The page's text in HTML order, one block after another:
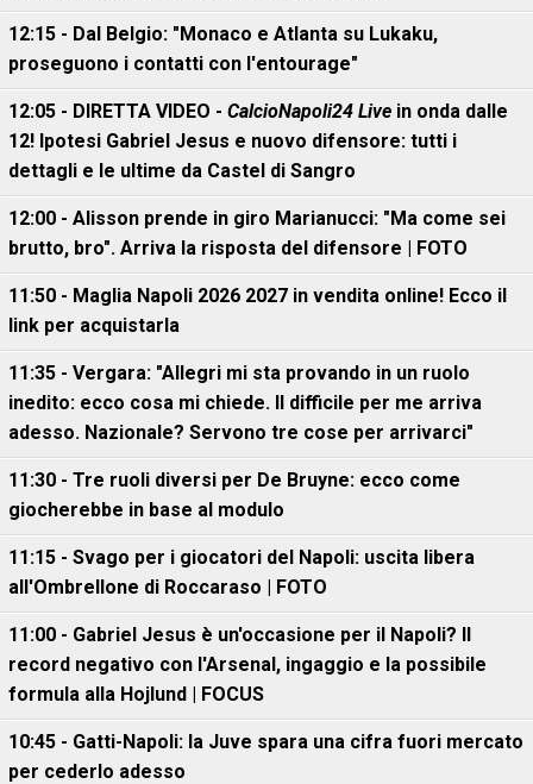
12:15 - Dal Belgio: "Monaco e Atlanta su Lukaku,
proseguono i contatti con l'entourage"
12:05 - DIRETTA VIDEO - CalcioNapoli24 Live in onda dalle
12! Ipotesi Gabriel Jesus e nuovo difensore: tutti i
dettagli e le ultime da Castel di Sangro
12:00 - Alisson prende in giro Marianucci: "Ma come sei
brutto, bro". Arriva la risposta del difensore | FOTO
11:50 - Maglia Napoli 2026 2027 in vendita online! Ecco il
link per acquistarla
11:35 - Vergara: "Allegri mi sta provando in un ruolo
inedito: ecco cosa mi chiede. Il difficile per me arriva
adesso. Nazionale? Servono tre cose per arrivarci"
11:30 - Tre ruoli diversi per De Bruyne: ecco come
giocherebbe in base al modulo
11:15 - Svago per i giocatori del Napoli: uscita libera
all'Ombrellone di Roccaraso | FOTO
11:00 - Gabriel Jesus è un'occasione per il Napoli? Il
record negativo con l'Arsenal, ingaggio e la possibile
formula alla Hojlund | FOCUS
10:45 - Gatti-Napoli: la Juve spara una cifra fuori mercato
per cederlo adesso